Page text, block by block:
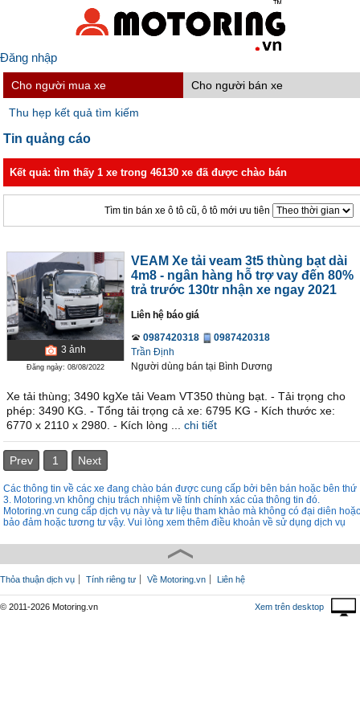
Đăng nhập
Cho người mua xe Cho người bán xe
Thu hẹp kết quả tìm kiếm
Tin quảng cáo
Kết quả: tìm thấy 1 xe trong 46130 xe đã được chào bán
Tìm tin bán xe ô tô cũ, ô tô mới ưu tiên
3 ảnh
Đăng ngày: 08/08/2022
VEAM Xe tải veam 3t5 thùng bạt dài
4m8 - ngân hàng hỗ trợ vay đến 80%
trả trước 130tr nhận xe ngay 2021
Liên hệ báo giá
0987420318
0987420318
Trần Định
Người dùng bán tại Bình Dương
Xe tải thùng; 3490 kgXe tải Veam VT350 thùng bạt. - Tải trọng cho
phép: 3490 KG. - Tổng tải trọng cả xe: 6795 KG - Kích thước xe:
6770 x 2110 x 2980. - Kích lòng ...
chi tiết
Prev 1 Next
Các thông tin về các xe đang chào bán được cung cấp bởi bên bán hoặc bên thứ
3. Motoring.vn không chịu trách nhiệm về tính chính xác của thông tin đó.
Motoring.vn cung cấp dịch vụ này và tư liệu tham khảo mà không có đại diên hoặc
bảo đảm hoặc tương tư vậy. Vui lòng xem thêm điều khoản về sử dụng dịch vụ
Thỏa thuận dịch vụ Tính riêng tư Về Motoring.vn Liên hệ
© 2011-2026 Motoring.vn Xem trên desktop